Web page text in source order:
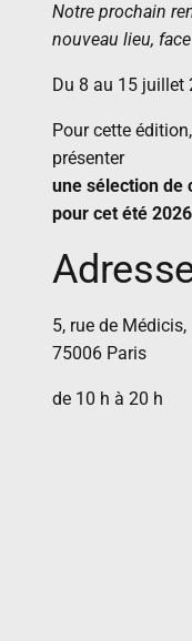
Notre prochain
nouveau lieu,
Du 8 au 15 juillet
Pour cette
présenter
une sélection de
pour cet été 2026
5, rue de Médicis,
75006 Paris
de 10 h à 20 h